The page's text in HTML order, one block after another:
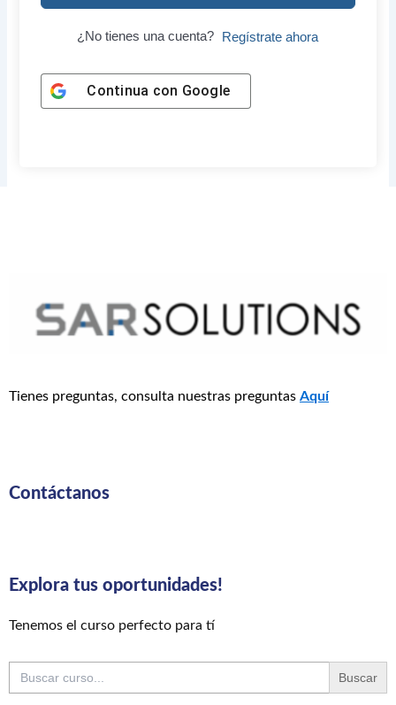
¿No tienes una cuenta? Regístrate ahora
Continua con Google
Tienes preguntas, consulta nuestras preguntas Aquí
Contáctanos
Explora tus oportunidades!
Tenemos el curso perfecto para tí
Buscar: